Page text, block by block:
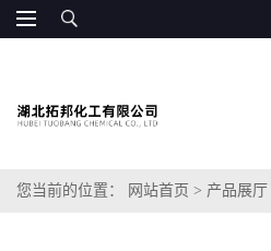
您当前的位置： 网站首页 > 产品展厅